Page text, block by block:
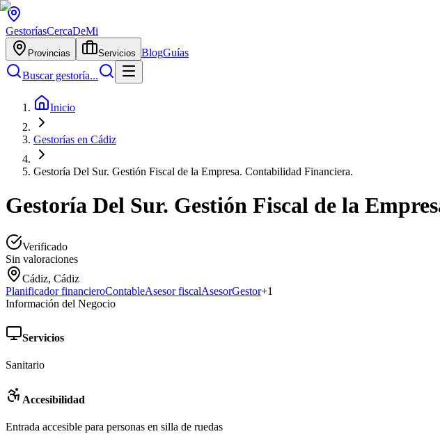
GestoríasCercaDeMi
Provincias Servicios BlogGuías
Buscar gestoría...
Inicio
Gestorías en Cádiz
Gestoría Del Sur. Gestión Fiscal de la Empresa. Contabilidad Financiera.
Gestoría Del Sur. Gestión Fiscal de la
Verificado
Sin valoraciones
Cádiz, Cádiz
Planificador financieroContableAsesor fiscalAsesorGestor+1
Información del Negocio
Servicios
Sanitario
Accesibilidad
Entrada accesible para personas en silla de ruedas